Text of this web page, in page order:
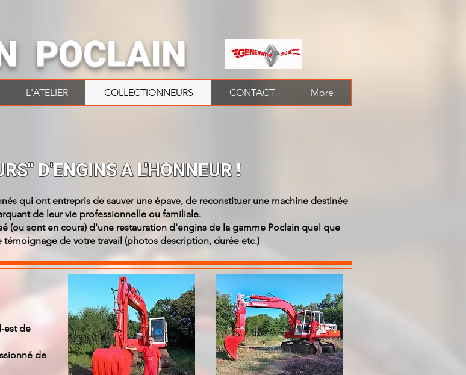
POCLAIN
L'ATELIER COLLECTIONNEURS CONTACT More
D'ENGINS A L'HONNEUR !
qui ont entrepris de sauver une épave, de reconstituer une machine destinée
de leur vie professionnelle ou familiale.
(ou sont en cours) d'une restauration d'engins de la gamme Poclain quel que
de votre travail (photos description, durée etc.)
est de
de